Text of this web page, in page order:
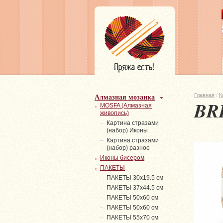
Главная /
Алмазная мозаика
MOSFA (Алмазная
живопись)
Картина стразами
(набор) Иконы
Картина стразами
(набор) разное
Иконы бисером
ПАКЕТЫ
ПАКЕТЫ 30х19.5 см
ПАКЕТЫ 37х44.5 см
ПАКЕТЫ 50х60 см
ПАКЕТЫ 50х60 см
ПАКЕТЫ 55х70 см